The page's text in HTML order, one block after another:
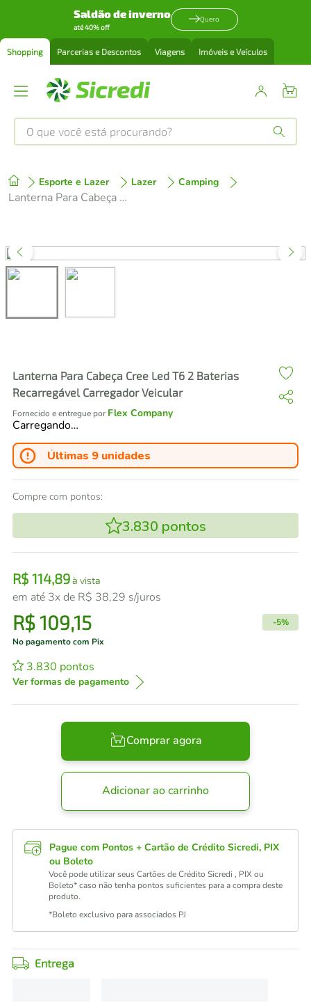
Saldão de inverno
até 40% off
Quero
Shopping Parcerias e Descontos Viagens Imóveis e Veículos
O que você está procurando?
Esporte e Lazer Lazer Camping
Lanterna Para Cabeça Cree Led T6 2 Baterias Recarregável Carregador Veicular
Lanterna Para Cabeça Cree Led T6 2 Baterias
Recarregável Carregador Veicular
Fornecido e entregue por Flex Company
Carregando…
Últimas 9 unidades
Compre com pontos:
3.830 pontos
R$ 114,89à vista
em até 3x de R$ 38,29 s/juros
R$109,15 -5%
No pagamento com Pix
3.830 pontos
Ver formas de pagamento
Comprar agora
Adicionar ao carrinho
Pague com Pontos + Cartão de Crédito Sicredi, PIX
ou Boleto
Você pode utilizar seus Cartões de Crédito Sicredi , PIX ou
Boleto* caso não tenha pontos suficientes para a compra deste
produto.
*Boleto exclusivo para associados PJ
Entrega
1º tenis
perfume